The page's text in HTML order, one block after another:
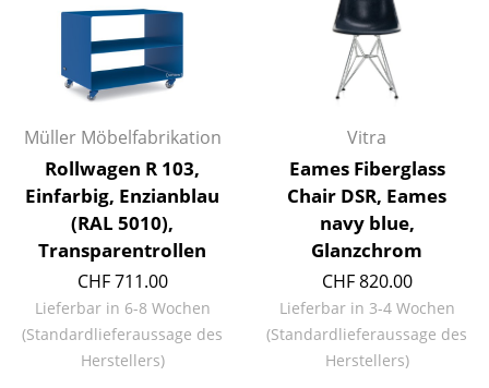
Wohnzimmer
Esszimmer
Arbeitszimmer
Diele
Badezimmer
Stauraum
Balkon & Garten
Müller Möbelfabrikation
Rollwagen R 103,
Einfarbig, Enzianblau
(RAL 5010),
Transparentrollen
CHF 711.00
Lieferbar in 6-8 Wochen
(Standardlieferaussage des
Herstellers)
Vitra
Eames Fiberglass
Chair DSR, Eames
navy blue,
Glanzchrom
CHF 820.00
Lieferbar in 3-4 Wochen
(Standardlieferaussage des
Herstellers)